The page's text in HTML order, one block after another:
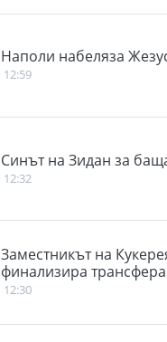
Наполи набеляза
12:59
Синът на Зидан за
12:32
Заместникът на
финализира
12:30